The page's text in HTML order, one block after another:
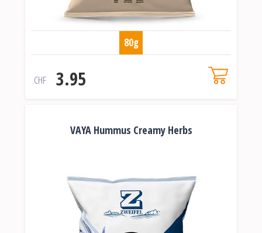
80g
CHF 3.95
VAYA Hummus Creamy Herbs